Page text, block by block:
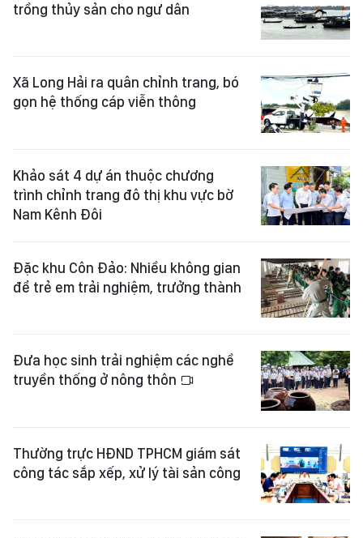
trồng thủy sản cho ngư dân
Xã Long Hải ra quân chỉnh trang, bó
gọn hệ thống cáp viễn thông
Khảo sát 4 dự án thuộc chương
trình chỉnh trang đô thị khu vực bờ
Nam Kênh Đôi
Đặc khu Côn Đảo: Nhiều không gian
để trẻ em trải nghiệm, trưởng thành
Đưa học sinh trải nghiệm các nghề
truyền thống ở nông thôn
Thường trực HĐND TPHCM giám sát
công tác sắp xếp, xử lý tài sản công